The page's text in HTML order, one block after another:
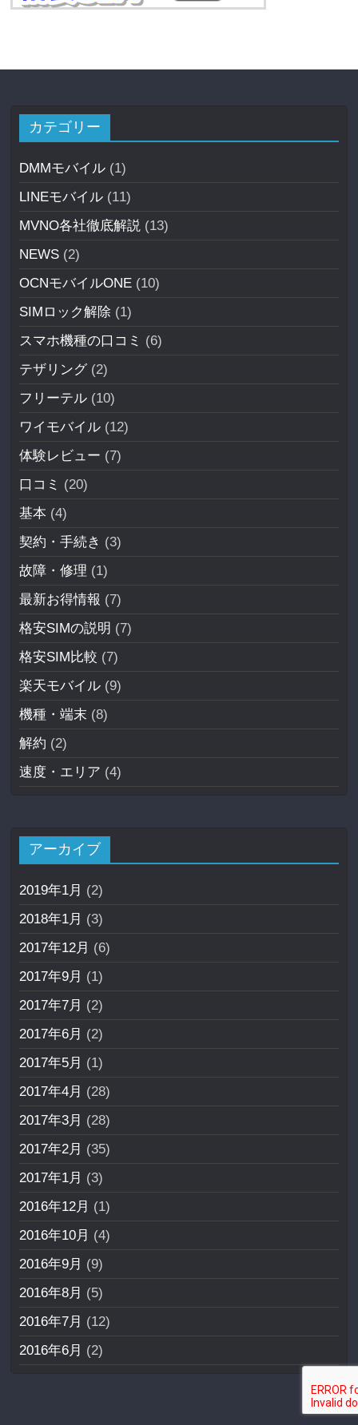
カテゴリー
DMMモバイル (1)
LINEモバイル (11)
MVNO各社徹底解説 (13)
NEWS (2)
OCNモバイルONE (10)
SIMロック解除 (1)
スマホ機種の口コミ (6)
テザリング(2)
フリーテル (10)
ワイモバイル (12)
体験レビュー (7)
口コミ (20)
基本 (4)
契約・手続き (3)
故障・修理 (1)
最新お得情報 (7)
格安SIMの説明 (7)
格安SIM比較 (7)
楽天モバイル (9)
機種・端末 (8)
解約 (2)
速度・エリア (4)
アーカイブ
2019年1月 (2)
2018年1月 (3)
2017年12月 (6)
2017年9月 (1)
2017年7月 (2)
2017年6月 (2)
2017年5月 (1)
2017年4月 (28)
2017年3月 (28)
2017年2月 (35)
2017年1月 (3)
2016年12月 (1)
2016年10月 (4)
2016年9月 (9)
2016年8月 (5)
2016年7月 (12)
2016年6月 (2)